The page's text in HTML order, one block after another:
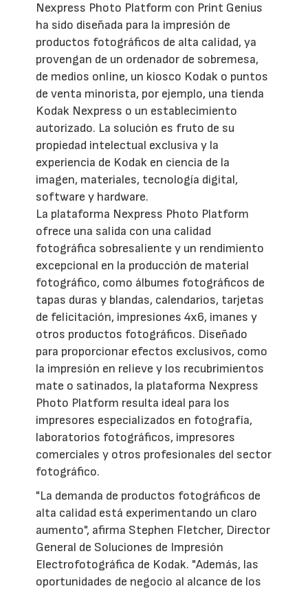
Nexpress Photo Platform con Print Genius
ha sido diseñada para la impresión de
productos fotográficos de alta calidad, ya
provengan de un ordenador de sobremesa,
de medios online, un kiosco Kodak o puntos
de venta minorista, por ejemplo, una tienda
Kodak Nexpress o un establecimiento
autorizado. La solución es fruto de su
propiedad intelectual exclusiva y la
experiencia de Kodak en ciencia de la
imagen, materiales, tecnología digital,
software y hardware.
La plataforma Nexpress Photo Platform
ofrece una salida con una calidad
fotográfica sobresaliente y un rendimiento
excepcional en la producción de material
fotográfico, como álbumes fotográficos de
tapas duras y blandas, calendarios, tarjetas
de felicitación, impresiones 4x6, imanes y
otros productos fotográficos. Diseñado
para proporcionar efectos exclusivos, como
la impresión en relieve y los recubrimientos
mate o satinados, la plataforma Nexpress
Photo Platform resulta ideal para los
impresores especializados en fotografía,
laboratorios fotográficos, impresores
comerciales y otros profesionales del sector
fotográfico.
"La demanda de productos fotográficos de
alta calidad está experimentando un claro
aumento", afirma Stephen Fletcher, Director
General de Soluciones de Impresión
Electrofotográfica de Kodak. "Además, las
oportunidades de negocio al alcance de los